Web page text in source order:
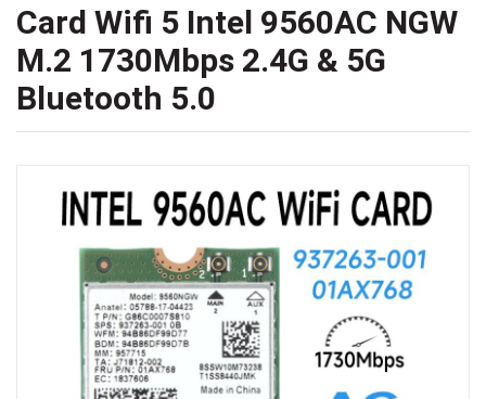
Card Wifi 5 Intel 9560AC NGW
M.2 1730Mbps 2.4G & 5G
Bluetooth 5.0